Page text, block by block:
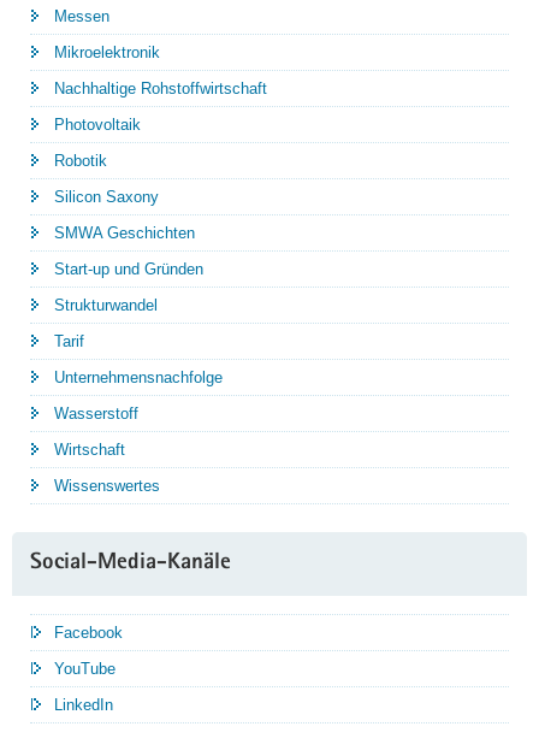
Messen
Mikroelektronik
Nachhaltige Rohstoffwirtschaft
Photovoltaik
Robotik
Silicon Saxony
SMWA Geschichten
Start-up und Gründen
Strukturwandel
Tarif
Unternehmensnachfolge
Wasserstoff
Wirtschaft
Wissenswertes
Social-Media-Kanäle
Facebook
YouTube
LinkedIn